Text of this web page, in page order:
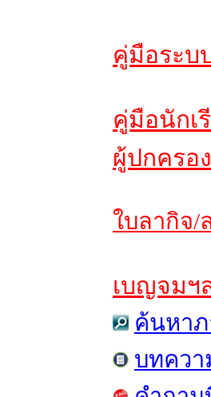
คู่มือระบ
คู่มือนักเ
ผู้ปกครอ
ใบลากิจ/
เบญจมฯ
ค้นหาภ
บทควา